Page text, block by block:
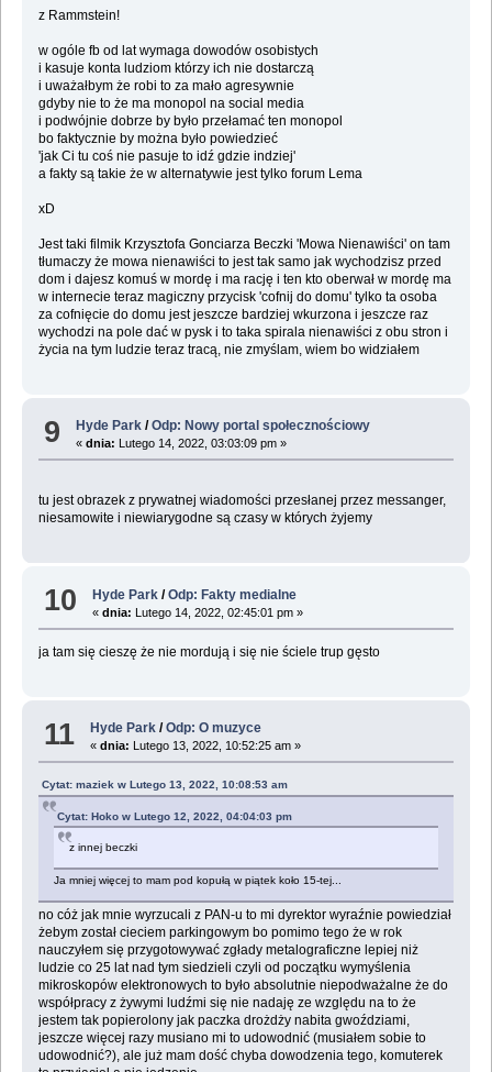
z Rammstein!
w ogóle fb od lat wymaga dowodów osobistych
i kasuje konta ludziom którzy ich nie dostarczą
i uważałbym że robi to za mało agresywnie
gdyby nie to że ma monopol na social media
i podwójnie dobrze by było przełamać ten monopol
bo faktycznie by można było powiedzieć
'jak Ci tu coś nie pasuje to idź gdzie indziej'
a fakty są takie że w alternatywie jest tylko forum Lema
xD
Jest taki filmik Krzysztofa Gonciarza Beczki 'Mowa Nienawiści' on tam
tłumaczy że mowa nienawiści to jest tak samo jak wychodzisz przed
dom i dajesz komuś w mordę i ma rację i ten kto oberwał w mordę ma
w internecie teraz magiczny przycisk 'cofnij do domu' tylko ta osoba
za cofnięcie do domu jest jeszcze bardziej wkurzona i jeszcze raz
wychodzi na pole dać w pysk i to taka spirala nienawiści z obu stron i
życia na tym ludzie teraz tracą, nie zmyślam, wiem bo widziałem
9 Hyde Park /Odp: Nowy portal społecznościowy
«dnia: Lutego 14, 2022, 03:03:09 pm »
tu jest obrazek z prywatnej wiadomości przesłanej przez messanger,
niesamowite i niewiarygodne są czasy w których żyjemy
10 Hyde Park /Odp: Fakty medialne
«dnia: Lutego 14, 2022, 02:45:01 pm »
ja tam się cieszę że nie mordują i się nie ściele trup gęsto
11 Hyde Park /Odp: O muzyce
«dnia: Lutego 13, 2022, 10:52:25 am »
Cytat: maziek w Lutego 13, 2022, 10:08:53 am
Cytat: Hoko w Lutego 12, 2022, 04:04:03 pm
z innej beczki
Ja mniej więcej to mam pod kopułą w piątek koło 15-tej...
no cóż jak mnie wyrzucali z PAN-u to mi dyrektor wyraźnie powiedział
żebym został cieciem parkingowym bo pomimo tego że w rok
nauczyłem się przygotowywać zgłady metalograficzne lepiej niż
ludzie co 25 lat nad tym siedzieli czyli od początku wymyślenia
mikroskopów elektronowych to było absolutnie niepodważalne że do
współpracy z żywymi ludźmi się nie nadaję ze względu na to że
jestem tak popierolony jak paczka drożdży nabita gwoździami,
jeszcze więcej razy musiano mi to udowodnić (musiałem sobie to
udowodnić?), ale już mam dość chyba dowodzenia tego, komuterek